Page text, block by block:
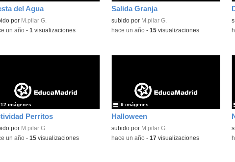
del Agua
por M.pilar G.
un año- 1 visualizaciones
Salida Granja
subido por M.pilar G.
-hace un año- 15visualizaciones -
Perritos
por M.pilar G.
12 imágenes
un año- 15visualizaciones
Halloween
subido por M.pilar G.
9 imágenes
-hace un año- 17visualizaciones -